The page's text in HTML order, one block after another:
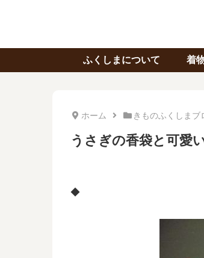
ふくしまについて 着
ホーム きものふくしまブ
うさぎの香袋と可愛
◆